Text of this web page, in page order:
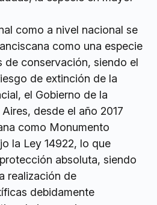
como a nivel nacional se
como una especie
de conservación, siendo el
de extinción de la
el Gobierno de la
desde el año 2017
como Monumento
la Ley 14922, lo que
absoluta, siendo
realización de
debidamente